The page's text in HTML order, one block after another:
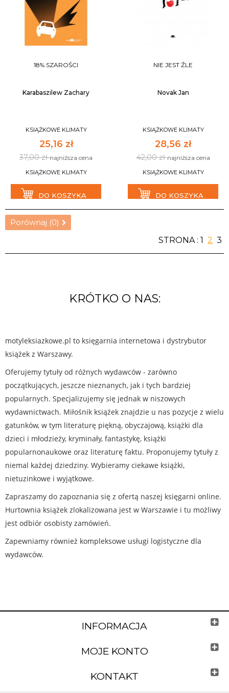
18% SZAROŚCI
Karabaszilew Zachary
KSIĄŻKOWE KLIMATY
25,16 zł
37,00 złnajniższa cena
KSIĄŻKOWE KLIMATY
DO KOSZYKA
NIE JEST ŹLE
Novak Jan
KSIĄŻKOWE KLIMATY
28,56 zł
42,00 złnajniższa cena
KSIĄŻKOWE KLIMATY
DO KOSZYKA
Porównaj (0)
STRONA : 1 2 3
KRÓTKO O NAS:
motyleksiazkowe.pl to księgarnia internetowa i dystrybutor
książek z Warszawy.
Oferujemy tytuły od różnych wydawców - zarówno
początkujących, jeszcze nieznanych, jak i tych bardziej
popularnych. Specjalizujemy się jednak w niszowych
wydawnictwach. Miłośnik książek znajdzie u nas pozycje z wielu
gatunków, w tym literaturę piękną, obyczajową, książki dla
dzieci i młodzieży, kryminały, fantastykę, książki
popularnonaukowe oraz literaturę faktu. Proponujemy tytuły z
niemal każdej dziedziny. Wybieramy ciekawe książki,
nietuzinkowe i wyjątkowe.
Zapraszamy do zapoznania się z ofertą naszej księgarni online.
Hurtownia książek zlokalizowana jest w Warszawie i tu możliwy
jest odbiór osobisty zamówień.
Zapewniamy również kompleksowe usługi logistyczne dla
wydawców.
INFORMACJA
MOJE KONTO
KONTAKT